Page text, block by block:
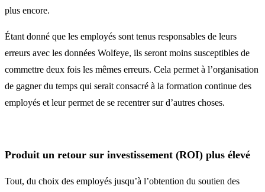
plus encore.
Étant donné que les employés sont tenus responsables de leurs
erreurs avec les données Wolfeye, ils seront moins susceptibles de
commettre deux fois les mêmes erreurs. Cela permet à l’organisation
de gagner du temps qui serait consacré à la formation continue des
employés et leur permet de se recentrer sur d’autres choses.
Produit un retour sur investissement (ROI) plus élevé
Tout, du choix des employés jusqu’à l’obtention du soutien des